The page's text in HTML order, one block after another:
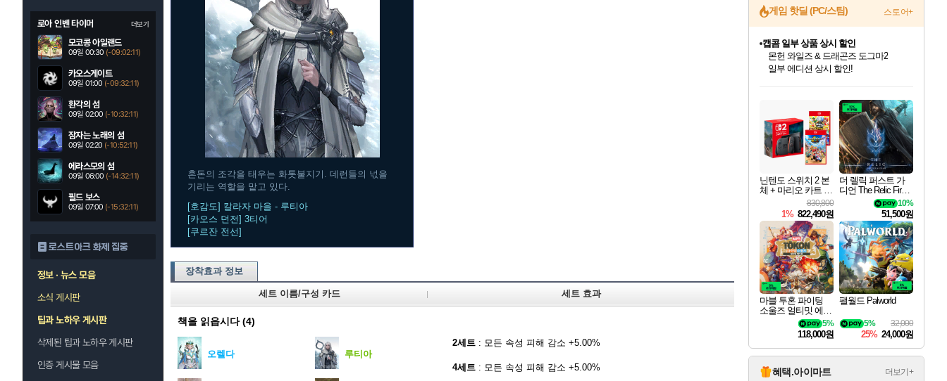
로아 인벤 타이머 더보기
모코콩 아일랜드
09일 00:30 (-09:02:10)
카오스게이트
09일 01:00 (-09:32:10)
환각의 섬
09일 02:00 (-10:32:10)
잠자는 노래의 섬
09일 02:20 (-10:52:10)
에라스모의 섬
09일 06:00 (-14:32:10)
필드 보스
09일 07:00 (-15:32:10)
로스트아크 화제 집중
정보 · 뉴스 모음
소식 게시판
팁과 노하우 게시판
삭제된 팁과 노하우 게시판
인증 게시물 모음
혼돈의 조각을 태우는 화톳불지기. 데런들의 넋을
기리는 역할을 맡고 있다.
[호감도] 칼라자 마을 - 루티아
[카오스 던전] 3티어
[쿠르잔 전선]
장착효과 정보
세트 이름/구성 카드 세트 효과
책을 읽읍시다(4)
오렐다 루티아
2세트 : 모든 속성 피해 감소 +5.00%
4세트 : 모든 속성 피해 감소 +5.00%
게임 핫딜 (PC/스팀) 스토어+
최대 90% 할인가를 만나보세요!
네이버혜택과 함께 만나보세요!
50%할인&추가 적립까지!
네이버 포인트 혜택까지!
이니&베니 혜택까지!
네이버 혜택가와 함께 예약하세요!
할인&네이버혜택으로 만나보세요!
네이버페이 혜택과 만나보세요!
40주년 프로모션으로 만나보세요!
할인가에 만나보세요!
캡콤 일부 상품 상시 할인
몬헌 와일즈 & 드래곤즈 도그마2
스타워즈 은하계 레이서
인벤게임즈에서 10% 추가 적립
혜택으로 예약 판매 중
편안하게 충전하세요
닌텐도 스위치 2 본
체 + 마리오 카트 월
드 + 슈퍼 마리오 파
티 잼버리 닌텐도
스위치 2 에디션 +
잼버리 TV 번들
830,800
1% 822,490원
더 렐릭 퍼스트 가
디언 The Relic First
10%
51,500원
마블 투혼 파이팅
소울즈 얼티밋 에디
션 MARVEL Tokon
Fighting Souls Ultima
5%
118,000원
팰월드 Palworld
32,000
5%
25% 24,000원
혜택.아이마트 더보기+